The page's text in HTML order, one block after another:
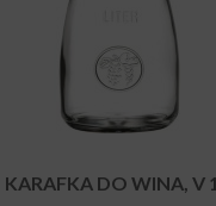
KARAFKA DO WINA, V 1